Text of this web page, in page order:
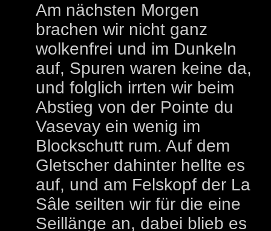
Am nächsten Morgen
brachen wir nicht ganz
wolkenfrei und im Dunkeln
auf, Spuren waren keine da,
und folglich irrten wir beim
Abstieg von der Pointe du
Vasevay ein wenig im
Blockschutt rum. Auf dem
Gletscher dahinter hellte es
auf, und am Felskopf der La
Sâle seilten wir für die eine
Seillänge an, dabei blieb es